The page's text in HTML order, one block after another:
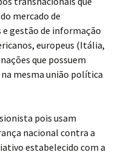
mercado de
gestão de informação
europeus (Itália,
que possuem
mesma união política
pois usam
nacional contra a
estabelecido com a